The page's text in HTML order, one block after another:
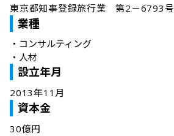
東京都知事登録旅行業　第2－6793号
業種
・ コンサルティング
・ 人材
設立年月
2013年11月
資本金
30億円